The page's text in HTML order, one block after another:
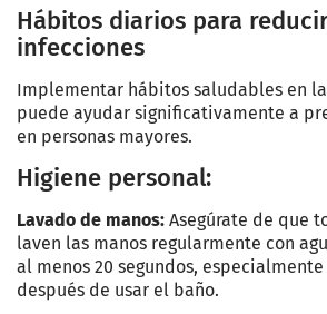
Hábitos diarios para
infecciones
Implementar hábitos saludables en
puede ayudar significativamente a
en personas mayores.
Higiene personal:
Lavado de manos: Asegúrate de que
laven las manos regularmente con
al menos 20 segundos,
después de usar el baño.